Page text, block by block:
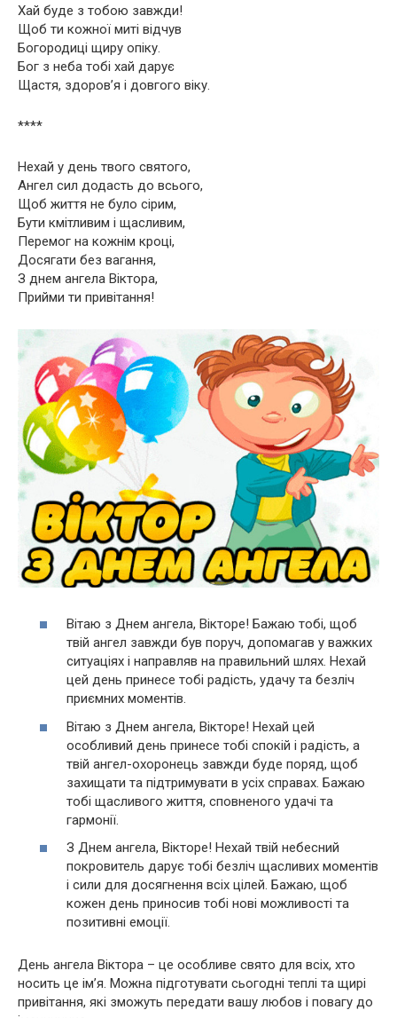
Хай буде з тобою завжди!
Щоб ти кожної миті відчув
Богородиці щиру опіку.
Бог з неба тобі хай дарує
Щастя, здоров’я і довгого віку.
****
Нехай у день твого святого,
Ангел сил додасть до всього,
Щоб життя не було сірим,
Бути кмітливим і щасливим,
Перемог на кожнім кроці,
Досягати без вагання,
З днем ангела Віктора,
Прийми ти привітання!
Вітаю з Днем ангела, Вікторе! Бажаю тобі, щоб
твій ангел завжди був поруч, допомагав у важких
ситуаціях і направляв на правильний шлях. Нехай
цей день принесе тобі радість, удачу та безліч
приємних моментів.
Вітаю з Днем ангела, Вікторе! Нехай цей
особливий день принесе тобі спокій і радість, а
твій ангел-охоронець завжди буде поряд, щоб
захищати та підтримувати в усіх справах. Бажаю
тобі щасливого життя, сповненого удачі та
гармонії.
З Днем ангела, Вікторе! Нехай твій небесний
покровитель дарує тобі безліч щасливих моментів
і сили для досягнення всіх цілей. Бажаю, щоб
кожен день приносив тобі нові можливості та
позитивні емоції.
День ангела Віктора – це особливе свято для всіх, хто
носить це ім’я. Можна підготувати сьогодні теплі та щирі
привітання, які зможуть передати вашу любов і повагу до